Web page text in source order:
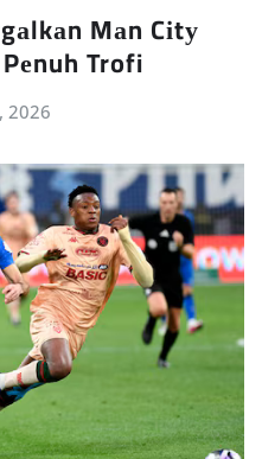
Mаn Cіtу
Trofi
2026